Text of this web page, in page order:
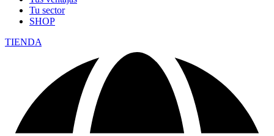
Tu sector
SHOP
TIENDA